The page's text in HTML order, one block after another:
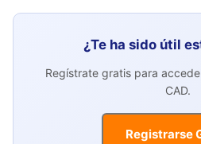
¿Te ha sido útil
Regístrate gratis para
CAD.
Registrarse